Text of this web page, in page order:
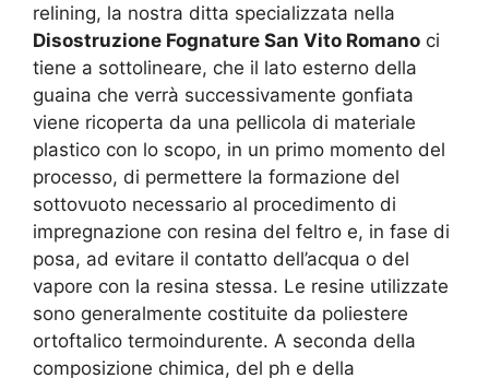
relining, la nostra ditta specializzata nella
Disostruzione Fognature San Vito Romano ci
tiene a sottolineare, che il lato esterno della
guaina che verrà successivamente gonfiata
viene ricoperta da una pellicola di materiale
plastico con lo scopo, in un primo momento del
processo, di permettere la formazione del
sottovuoto necessario al procedimento di
impregnazione con resina del feltro e, in fase di
posa, ad evitare il contatto dell’acqua o del
vapore con la resina stessa. Le resine utilizzate
sono generalmente costituite da poliestere
ortoftalico termoindurente. A seconda della
composizione chimica, del ph e della